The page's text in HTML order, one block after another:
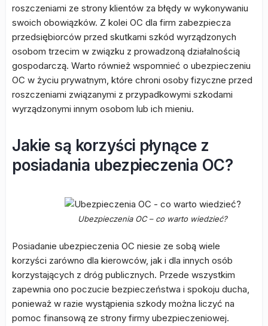
roszczeniami ze strony klientów za błędy w wykonywaniu
swoich obowiązków. Z kolei OC dla firm zabezpiecza
przedsiębiorców przed skutkami szkód wyrządzonych
osobom trzecim w związku z prowadzoną działalnością
gospodarczą. Warto również wspomnieć o ubezpieczeniu
OC w życiu prywatnym, które chroni osoby fizyczne przed
roszczeniami związanymi z przypadkowymi szkodami
wyrządzonymi innym osobom lub ich mieniu.
Jakie są korzyści płynące z
posiadania ubezpieczenia OC?
Ubezpieczenia OC – co warto wiedzieć?
Posiadanie ubezpieczenia OC niesie ze sobą wiele
korzyści zarówno dla kierowców, jak i dla innych osób
korzystających z dróg publicznych. Przede wszystkim
zapewnia ono poczucie bezpieczeństwa i spokoju ducha,
ponieważ w razie wystąpienia szkody można liczyć na
pomoc finansową ze strony firmy ubezpieczeniowej.